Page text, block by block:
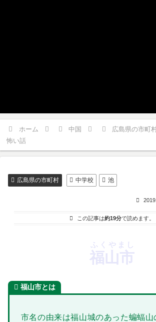
ホーム 中国 広島県の市町
怖い話
広島県の市町村 中学校 池
この記事は約19分で読めます。
福山市
ふくやまし
福山市とは
市名の由来は福山城のあった蝙蝠山